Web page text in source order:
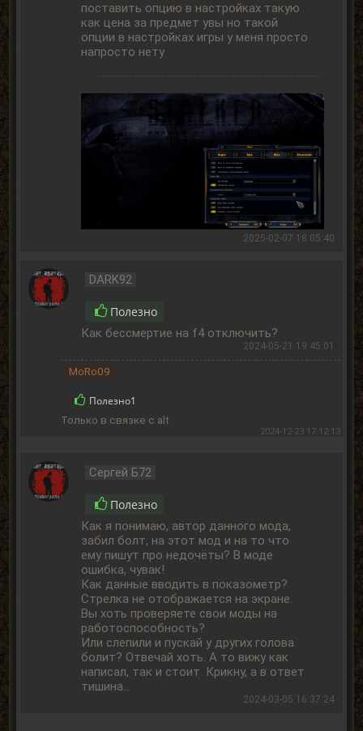
поставить опцию в настройках такую
как цена за предмет увы но такой
опции в настройках игры у меня просто
напросто нету
2025-02-07 18:05:40
DARK92
Полезно
Как бессмертие на f4 отключить?
2024-05-21 19:45:01
MoRo09
Полезно1
Только в связке с alt
2024-12-23 17:12:13
Сергей Б72
Полезно
Как я понимаю, автор данного мода,
забил болт, на этот мод и на то что
ему пишут про недочёты? В моде
ошибка, чувак!
Как данные вводить в показометр?
Стрелка не отображается на экране.
Вы хоть проверяете свои моды на
работоспособность?
Или слепили и пускай у других голова
болит? Отвечай хоть. А то вижу как
написал, так и стоит. Крикну, а в ответ
тишина...
2024-03-05 16:37:24